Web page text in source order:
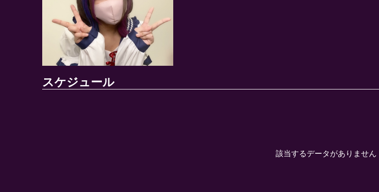
スケジュール
該当するデータがありません